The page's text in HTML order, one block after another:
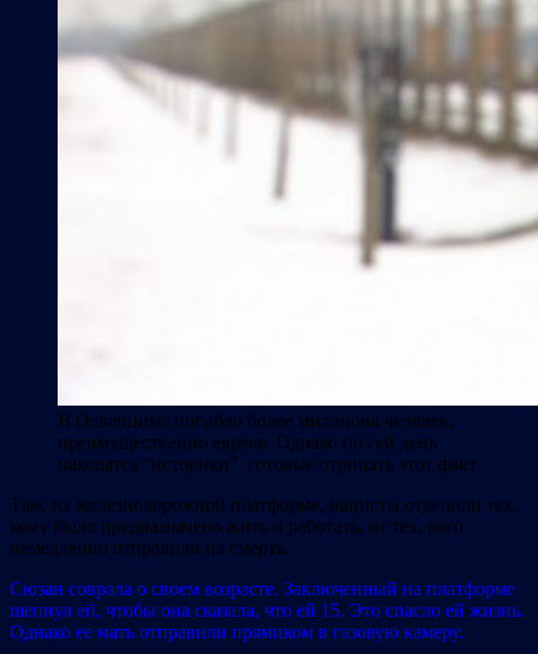
В Освенциме погибло более миллиона человек,
преимущественно евреев. Однако по сей день
находятся “историки”, готовые отрицать этот факт
Там, на железнодорожной платформе, нацисты отделили тех,
кому было предназначено жить и работать, от тех, кого
немедленно отправили на смерть.
Сюзан соврала о своем возрасте. Заключенный на платформе
шепнул ей, чтобы она сказала, что ей 15. Это спасло ей жизнь.
Однако ее мать отправили прямиком в газовую камеру.